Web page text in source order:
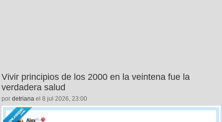
Vivir principios de los 2000 en la veintena fue la
verdadera salud
por detriana el 8 jul 2026, 23:00